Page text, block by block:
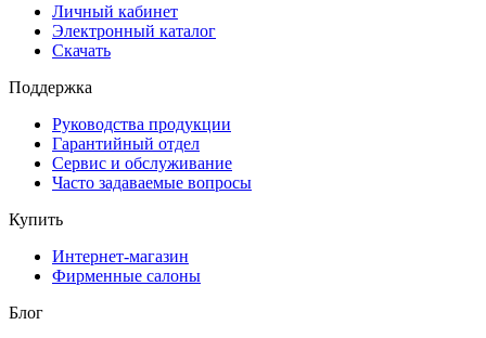
Личный кабинет
Электронный каталог
Скачать
Поддержка
Руководства продукции
Гарантийный отдел
Сервис и обслуживание
Часто задаваемые вопросы
Купить
Интернет-магазин
Фирменные салоны
Блог